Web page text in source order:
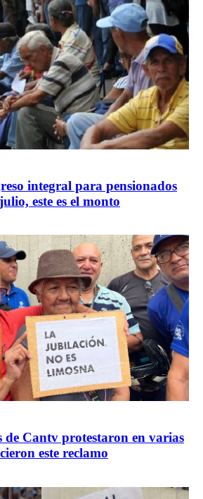
integral para pensionados
este es el monto
Cantv protestaron en varias
este reclamo